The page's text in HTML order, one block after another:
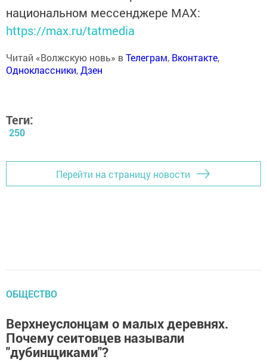
национальном мессенджере MАХ:
https://max.ru/tatmedia
Читай «Волжскую новь» вТелеграм, Вконтакте,
Одноклассники,Дзен
Теги:
250
Перейти на страницу новости
ОБЩЕСТВО
Верхнеуслонцам о малых деревнях.
Почему сеитовцев называли
"дубинщиками"?